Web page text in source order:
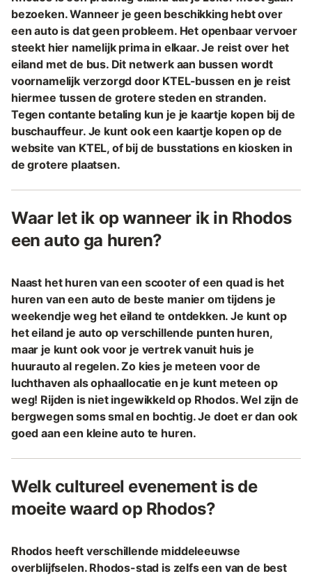
bezoeken. Wanneer je geen beschikking hebt over
een auto is dat geen probleem. Het openbaar vervoer
steekt hier namelijk prima in elkaar. Je reist over het
eiland met de bus. Dit netwerk aan bussen wordt
voornamelijk verzorgd door KTEL-bussen en je reist
hiermee tussen de grotere steden en stranden.
Tegen contante betaling kun je je kaartje kopen bij de
buschauffeur. Je kunt ook een kaartje kopen op de
website van KTEL, of bij de busstations en kiosken in
de grotere plaatsen.
Waar let ik op wanneer ik in Rhodos
een auto ga huren?
Naast het huren van een scooter of een quad is het
huren van een auto de beste manier om tijdens je
weekendje weg het eiland te ontdekken. Je kunt op
het eiland je auto op verschillende punten huren,
maar je kunt ook voor je vertrek vanuit huis je
huurauto al regelen. Zo kies je meteen voor de
luchthaven als ophaallocatie en je kunt meteen op
weg! Rijden is niet ingewikkeld op Rhodos. Wel zijn de
bergwegen soms smal en bochtig. Je doet er dan ook
goed aan een kleine auto te huren.
Welk cultureel evenement is de
moeite waard op Rhodos?
Rhodos heeft verschillende middeleeuwse
overblijfselen. Rhodos-stad is zelfs een van de best